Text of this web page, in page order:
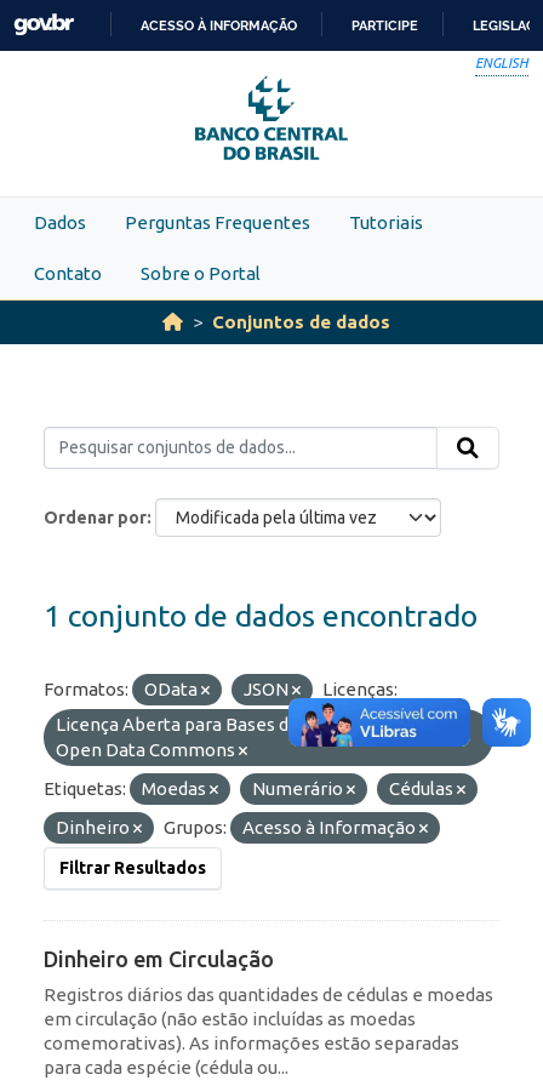
Skip to main content
PARA
O
CONTEÚDO
ACESSO À INFORMAÇÃO PARTICIPE
ENGLISH
Dados Perguntas Frequentes Tutoriais
Contato Sobre o Portal
Conjuntos de dados
Ordenar por
1 conjunto de dados encontrado
Formatos: OData JSON
Licenças:
Licença Aberta para Bases de Dados (ODbL) do
Open Data Commons
Etiquetas:
Moedas Numerário
Cédulas
Dinheiro
Grupos: Acesso à Informação
Filtrar Resultados
Dinheiro em Circulação
Registros diários das quantidades de cédulas e moedas
em circulação (não estão incluídas as moedas
comemorativas). As informações estão separadas
para cada espécie (cédula ou...